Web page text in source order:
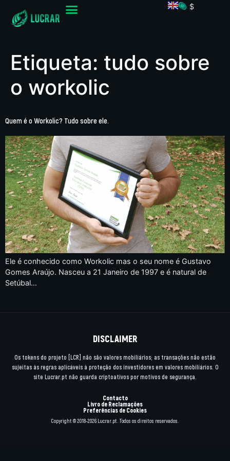
$
Etiqueta: tudo sobre
o workolic
Quem é o Workolic? Tudo sobre ele.
Ele é conhecido como Workolic mas o seu nome é Gustavo
Gomes Araújo. Nasceu a 21 Janeiro de 1997 e é natural de
Setúbal…
DISCLAIMER
Os tokens do projeto [LCR] não são valores mobiliários; as transações não estão
sujeitas às regras aplicáveis à proteção dos investidores em valores mobiliários. O
site Lucrar.pt não guarda criptoativos por motivos de segurança.
Contacto
Livro de Reclamações
Preferências de Cookies
Copyright © 2018-2026 Lucrar.pt. Todos os direitos reservados.